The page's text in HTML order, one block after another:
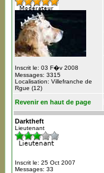
Inscrit le: 03 F�v 2008
Messages: 3315
Localisation: Villefranche de
Rgue (12)
Revenir en haut de page
Darktheft
Lieutenant
Inscrit le: 25 Oct 2007
Messages: 33